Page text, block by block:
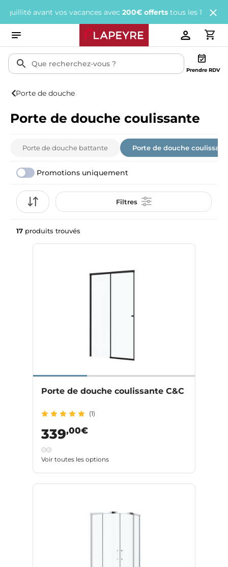
vos vacances avec200€ offertstous les 1 000€ d'achats.
Prendre RDV
Porte de douche
Porte de douche coulissante
Porte de douche battante Porte de douche
Promotions uniquement
Filtres
17 produits trouvés
Porte de douche coulissante C&C
(1)
339,00€
Voir toutes les options